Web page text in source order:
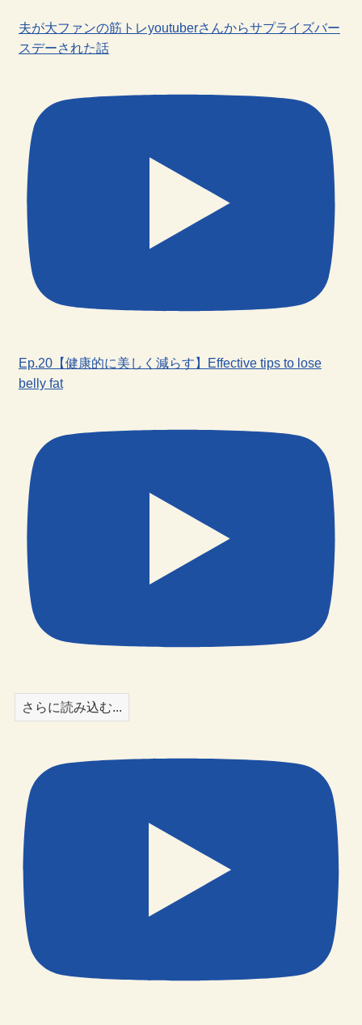
夫が大ファンの筋トレyoutuberさんからサプライズバー
スデーされた話
Ep.20【健康的に美しく減らす】Effective tips to lose
belly fat
さらに読み込む...